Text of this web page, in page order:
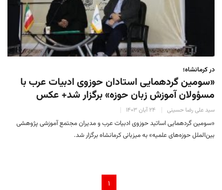
در کرمانشاه؛
«سومین گردهمایی استادان حوزوی ادبیات عرب با
مسؤولان آموزش زبان حوزه» برگزار شد+ عکس
سید علی رضا حسینی ۲۴ آبان ۱۴۰۳
«سومین گردهمایی اساتید حوزوی ادبیات عرب و مدیران مجتمع آموزشی پژوهشی
بین‌الملل حوزه‌های علمیه» به میزبانی کرمانشاه برگزار شد.
۱